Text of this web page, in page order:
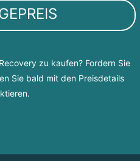
zu kaufen? Fordern Sie
Sie bald mit den Preisdetails